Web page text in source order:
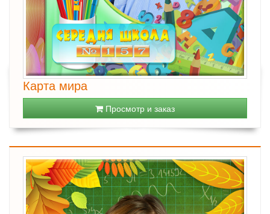
Карта мира
Просмотр и заказ